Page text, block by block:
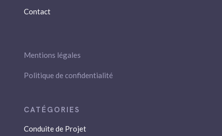
Contact
Mentions légales
Politique de confidentialité
Conduite de Projet